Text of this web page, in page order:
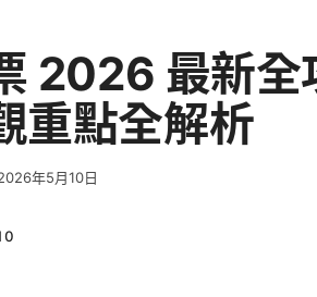
2026 最新全
重點全解析
年5月10日